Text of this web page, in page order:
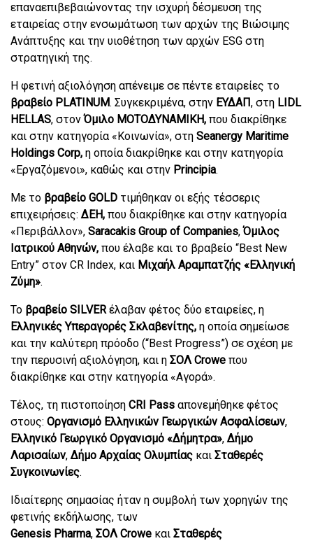
επαναεπιβεβαιώνοντας την ισχυρή δέσμευση της
εταιρείας στην ενσωμάτωση των αρχών της Βιώσιμης
Ανάπτυξης και την υιοθέτηση των αρχών ESG στη
στρατηγική της.
Η φετινή αξιολόγηση απένειμε σε πέντε εταιρείες το
βραβείο PLATINUM. Συγκεκριμένα, στην ΕΥΔΑΠ, στη LIDL
HELLAS, στονΌμιλο ΜΟΤΟΔΥΝΑΜΙΚΗ, που διακρίθηκε
και στην κατηγορία «Κοινωνία», στη Seanergy Maritime
Holdings Corp, η οποία διακρίθηκε και στην κατηγορία
«Εργαζόμενοι», καθώς και στην Principia.
Με το βραβείο GOLD τιμήθηκαν οι εξής τέσσερις
επιχειρήσεις:ΔΕΗ, που διακρίθηκε και στην κατηγορία
«Περιβάλλον», Saracakis Group of Companies,Όμιλος
Ιατρικού Αθηνών, που έλαβε και το βραβείο “Best New
Entry” στον CR Index, και Μιχαήλ Αραμπατζής «Ελληνική
Ζύμη».
Το βραβείο SILVERέλαβαν φέτος δύο εταιρείες, η
Ελληνικές Υπεραγορές Σκλαβενίτης, η οποία σημείωσε
και την καλύτερη πρόοδο (“Best Progress”) σε σχέση με
την περυσινή αξιολόγηση, και η ΣΟΛCrowe που
διακρίθηκε και στην κατηγορία «Αγορά».
Τέλος, τη πιστοποίηση CRI Pass απονεμήθηκε φέτος
στους: Οργανισμό Ελληνικών Γεωργικών Ασφαλίσεων,
Ελληνικό Γεωργικό Οργανισμό «Δήμητρα»,Δήμο
Λαρισαίων,Δήμο Αρχαίας Ολυμπίας και Σταθερές
Συγκοινωνίες.
Ιδιαίτερης σημασίας ήταν η συμβολή των χορηγών της
φετινής εκδήλωσης, των
Genesis Pharma, ΣΟΛCrowe και Σταθερές